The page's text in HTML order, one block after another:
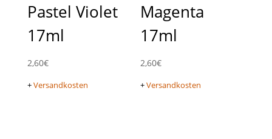
Pastel Violet
17ml
2,60€
+Versandkosten
Magenta
17ml
2,60€
+Versandkosten